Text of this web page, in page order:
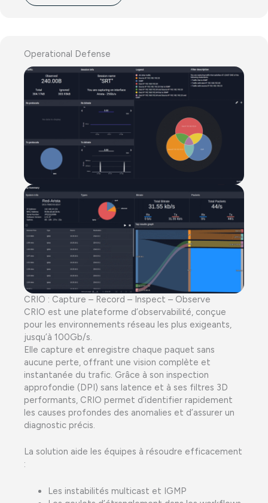
Operational Defense
CRIO : Capture – Record – Inspect – Observe
CRIO est une plateforme d’observabilité, conçue
pour les environnements réseau les plus exigeants,
jusqu’à 100Gb/s.
Elle capture et enregistre chaque paquet sans
aucune perte, offrant une vision complète et
instantanée du trafic. Grâce à son inspection
approfondie (DPI) sans latence et à ses filtres 3D
performants, CRIO permet d’identifier rapidement
les causes profondes des anomalies et d’assurer un
diagnostic précis.
La solution aide les équipes à résoudre efficacement
:
Les instabilités multicast et IGMP